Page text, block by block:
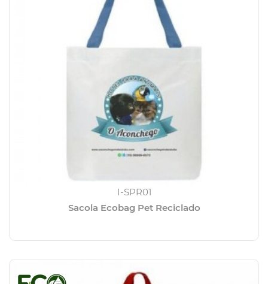
I-SPR01
Sacola Ecobag Pet Reciclado